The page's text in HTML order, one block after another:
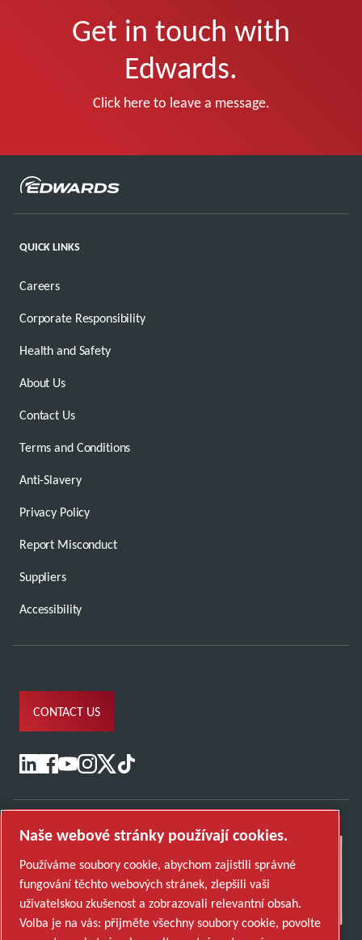
Get in touch with
Edwards.
Click here to leave a message.
QUICK LINKS
Careers
Corporate Responsibility
Health and Safety
About Us
Contact Us
Terms and Conditions
Anti-Slavery
Privacy Policy
Report Misconduct
Suppliers
Accessibility
CONTACT US
Naše webové stránky používají cookies.
Používáme soubory cookie, abychom zajistili správné
fungování těchto webových stránek, zlepšili vaši
uživatelskou zkušenost a zobrazovali relevantní obsah.
Volba je na vás: přijměte všechny soubory cookie, povolte